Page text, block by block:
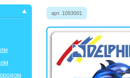
арт. 1093001